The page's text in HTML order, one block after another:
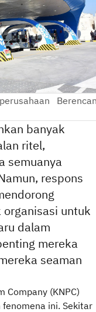
banyak
ritel,
semuanya
respons
untuk
dalam
mereka
seaman
Company (KNPC)
ini. Sekitar